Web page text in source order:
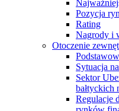
Pozycja
Rating
Nagrody i
Otoczenie
Sytuacja
Sektor
bałtyckich
Regulacje